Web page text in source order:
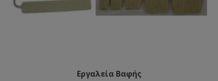
Εργαλεία Βαφής